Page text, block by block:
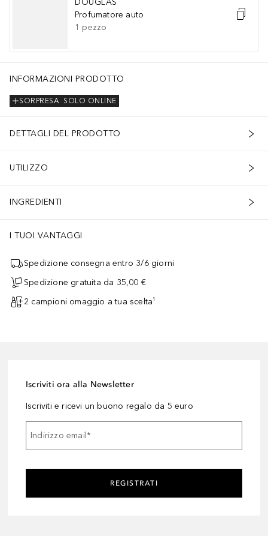
DOUGLAS
Profumatore auto
1 pezzo
INFORMAZIONI PRODOTTO
SOLO ONLINE
SORPRESA
DETTAGLI DEL PRODOTTO
UTILIZZO
INGREDIENTI
I TUOI VANTAGGI
Spedizione consegna entro 3/6 giorni
Spedizione gratuita da 35,00 €
2 campioni omaggio a tua scelta¹
Iscriviti ora alla Newsletter
Iscriviti e ricevi un buono regalo da 5 euro
Indirizzo email*
REGISTRATI